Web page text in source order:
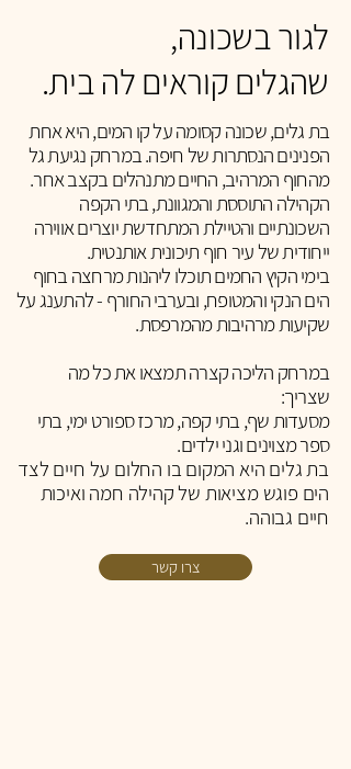
לגור בשכונה,
שהגלים קוראים לה בית.
​בת גלים, שכונה קסומה על קו המים, היא אחת
הפנינים הנסתרות של חיפה. במרחק נגיעת גל
מהחוף המרהיב, החיים מתנהלים בקצב אחר.
הקהילה התוססת והמגוונת, בתי הקפה
השכונתיים והטיילת המתחדשת יוצרים אווירה
ייחודית של עיר חוף תיכונית אותנטית.
בימי הקיץ החמים תוכלו ליהנות מרחצה בחוף
הים הנקי והמטופח, ובערבי החורף - להתענג על
שקיעות מרהיבות מהמרפסת.
במרחק הליכה קצרה תמצאו את כל מה
שצריך:
מסעדות שף, בתי קפה, מרכז ספורט ימי, בתי
ספר מצוינים וגני ילדים.
בת גלים היא המקום בו החלום על חיים לצד
הים פוגש מציאות של קהילה חמה ואיכות
חיים גבוהה.
צרו קשר